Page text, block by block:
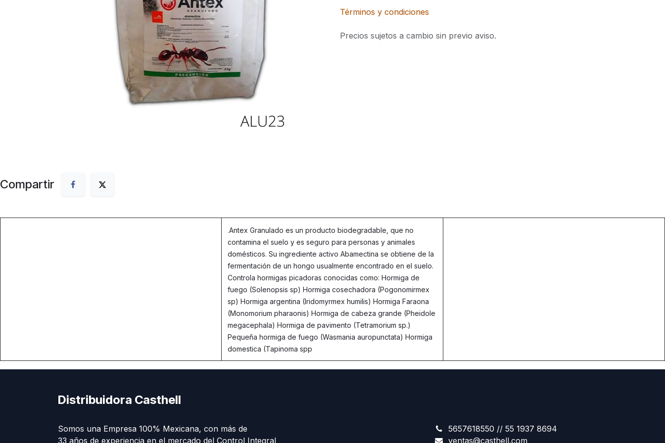
Términos y condiciones
Precios sujetos a cambio sin previo aviso.
Compartir
.Antex Granulado es un producto biodegradable, que no
contamina el suelo y es seguro para personas y animales
domésticos. Su ingrediente activo Abamectina se obtiene de la
fermentación de un hongo usualmente encontrado en el suelo.
Controla hormigas picadoras conocidas como: Hormiga de
fuego (Solenopsis sp) Hormiga cosechadora (Pogonomirmex
sp) Hormiga argentina (Iridomyrmex humilis) Hormiga Faraona
(Monomorium pharaonis) Hormiga de cabeza grande (Pheidole
megacephala) Hormiga de pavimento (Tetramorium sp.)
Pequeña hormiga de fuego (Wasmania auropunctata) Hormiga
domestica (Tapinoma spp
Distribuidora Casthell
Somos una Empresa 100% Mexicana, con más de
33 años de experiencia en el mercado del Control Integral
5657618550 // 55 1937 8694
ventas@casthell.com